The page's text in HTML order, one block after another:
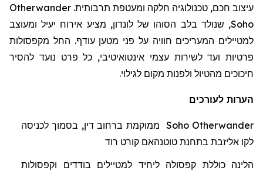
עיצוב חכם, טכנולוגיה חלקה ומעטפת תרבותית. Otherwander
Soho, שנולד בלב הסוהו של לונדון, מציע אירוח יעיל ומעוצב
למטיילים המעריכים חוויה על פני מטען עודף. החל מקפסולות
פרטיות ועד לשירות עצמי אינטואיטיבי, כל פרט נועד להסיר
חיכוכים מהטיול ולפנות מקום לגילוי.
הערות לעורכים
Otherwander
Soho ממוקמת ברחוב דין, בסמוך לכניסה
לקו אליזבת בתחנת טוטנהאם קורט רוד
הלינה כוללת קפסולה ליחיד למטיילים בודדים וקפסולות